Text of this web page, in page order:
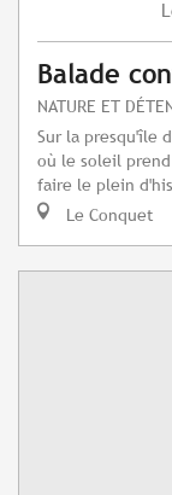
Balade
NATURE ET
Sur la presqu'île
où le soleil
faire le plein
Le Conquet